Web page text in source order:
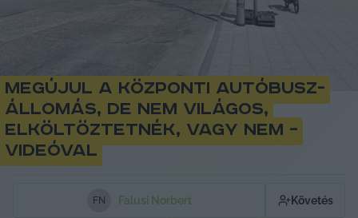
Megújul a központi autóbusz-
állomás, de nem világos,
elköltöztetnék, vagy nem –
videóval
FN Falusi Norbert Követés